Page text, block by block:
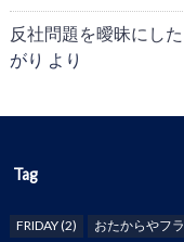
反社問題を曖昧にし
がり より
Tag
FRIDAY(2) おたからやフ